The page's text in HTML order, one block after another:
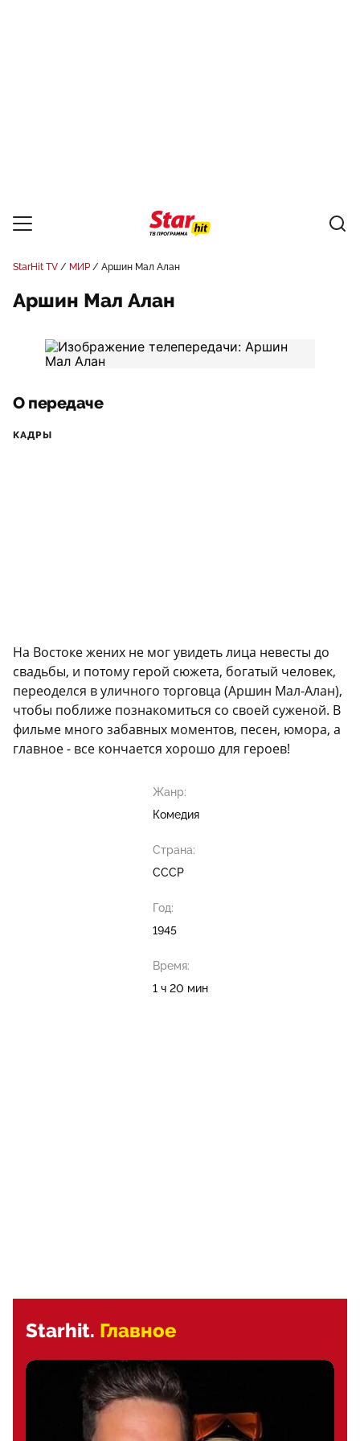
StarHit TV МИР Аршин Мал Алан
Аршин Мал Алан
О передаче
КАДРЫ
На Востоке жених не мог увидеть лица невесты до
свадьбы, и потому герой сюжета, богатый человек,
переоделся в уличного торговца (Аршин Мал-Алан),
чтобы поближе познакомиться со своей суженой. В
фильме много забавных моментов, песен, юмора, а
главное - все кончается хорошо для героев!
Жанр:
Комедия
Страна:
СССР
Год:
1945
Время:
1 ч 20 мин
Starhit. Главное